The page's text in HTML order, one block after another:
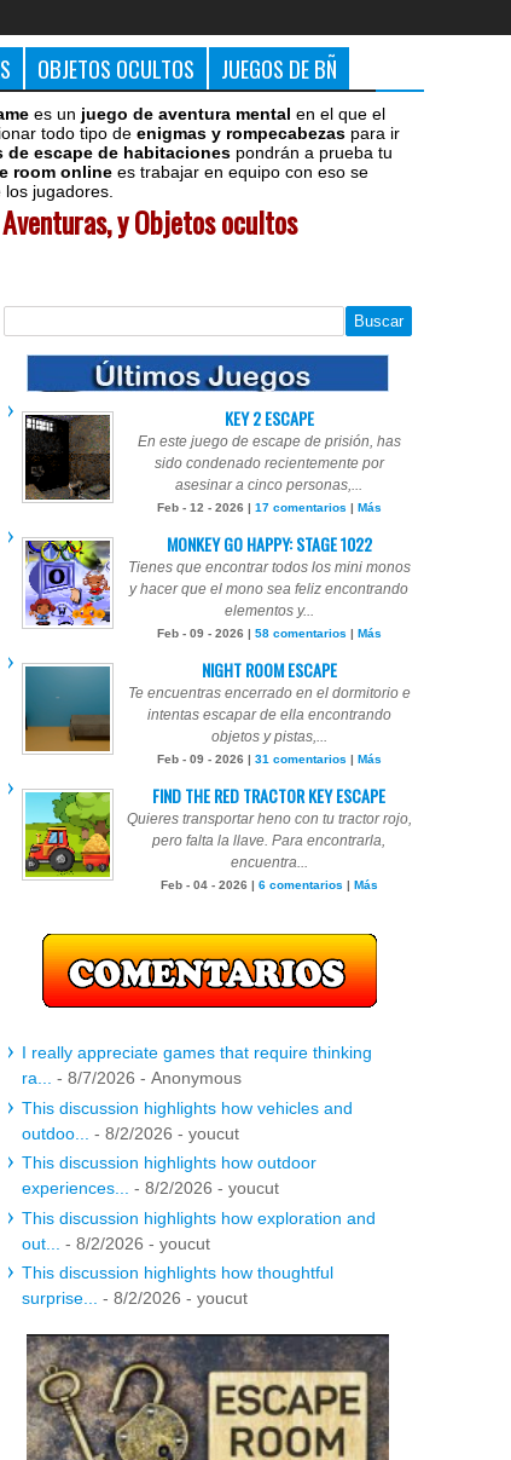
OBJETOS OCULTOS JUEGOS DE BÑ
es un juego de aventura mental en el que el
todo tipo de enigmas y rompecabezas para ir
de escape de habitaciones pondrán a prueba tu
room online es trabajar en equipo con eso se
jugadores.
Aventuras, y Objetos ocultos
KEY 2 ESCAPE
En este juego de escape de prisión, has
sido condenado recientemente por
asesinar a cinco personas,...
Feb - 12 - 2026 | 17 comentarios | Más
MONKEY GO HAPPY: STAGE 1022
Tienes que encontrar todos los mini monos
y hacer que el mono sea feliz encontrando
elementos y...
Feb - 09 - 2026 | 58 comentarios | Más
NIGHT ROOM ESCAPE
Te encuentras encerrado en el dormitorio e
intentas escapar de ella encontrando
objetos y pistas,...
Feb - 09 - 2026 | 31 comentarios | Más
FIND THE RED TRACTOR KEY ESCAPE
Quieres transportar heno con tu tractor rojo,
pero falta la llave. Para encontrarla,
encuentra...
Feb - 04 - 2026 | 6 comentarios | Más
I really appreciate games that require thinking
ra...
- 8/7/2026 - Anonymous
This discussion highlights how vehicles and
outdoo...
- 8/2/2026 - youcut
This discussion highlights how outdoor
experiences...
- 8/2/2026 - youcut
This discussion highlights how exploration and
out...
- 8/2/2026 - youcut
This discussion highlights how thoughtful
surprise...
- 8/2/2026 - youcut